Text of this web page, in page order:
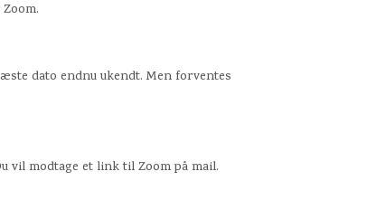
dato endnu ukendt. Men forventes
vil modtage et link til Zoom på mail.